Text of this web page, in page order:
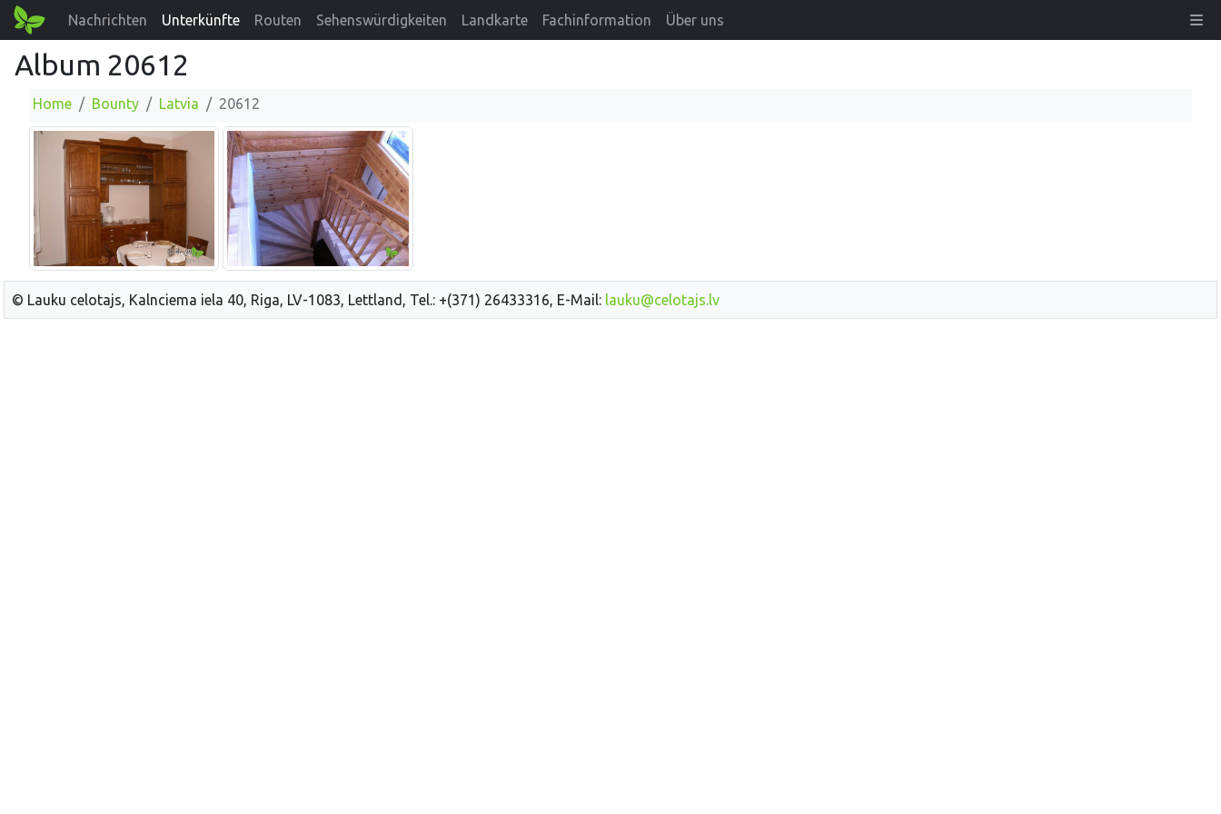
Nachrichten Unterkünfte Routen Sehenswürdigkeiten Landkarte Fachinformation Über uns
Album 20612
Home Bounty Latvia 20612
© Lauku celotajs, Kalnciema iela 40, Riga, LV-1083, Lettland, Tel.: +(371) 26433316, E-Mail: lauku@celotajs.lv